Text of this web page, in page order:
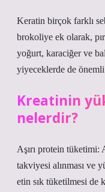
Keratin birçok farklı
brokoliye ek olarak,
yoğurt, karaciğer ve
yiyeceklerde de
Kreatinin
nelerdir?
Aşırı protein tüketimi:
takviyesi alınması ve
etin sık tüketilmesi de